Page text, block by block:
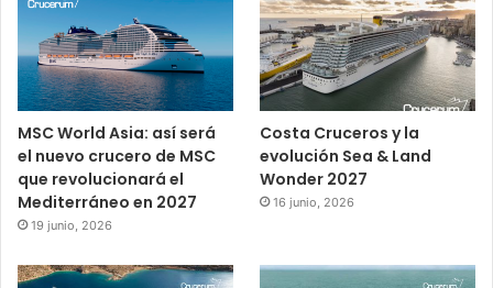
MSC World Asia: así será
el nuevo crucero de MSC
que revolucionará el
Mediterráneo en 2027
19 junio, 2026
Costa Cruceros y la
evolución Sea & Land
Wonder 2027
16 junio, 2026